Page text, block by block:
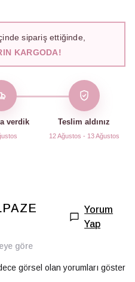
sipariş ettiğinde,
KARGODA!
verdik Teslim aldınız
12 Ağustos - 13 Ağustos
Yorum
Yap
göre
görsel olan yorumları göster